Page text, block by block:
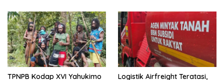
TPNPB Kodap XVI Yahukimo
Logistik Airfreight Teratasi,